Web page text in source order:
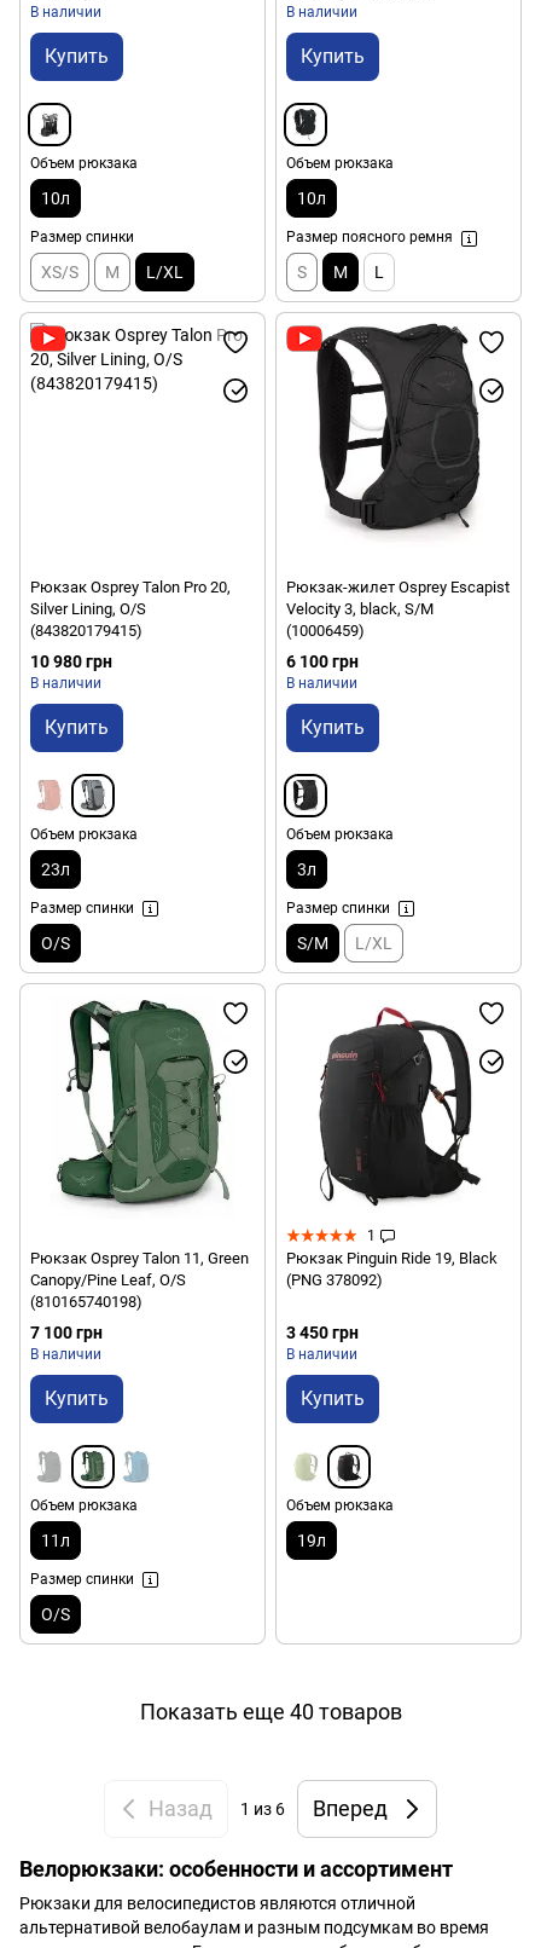
В наличии
Купить
Объем рюкзака
10л
Размер спинки
XS/S M L/XL
В наличии
Купить
Объем рюкзака
10л
Размер поясного ремня
S M L
Рюкзак Osprey Talon Pro 20,
Silver Lining, O/S
(843820179415)
10 980 грн
В наличии
Купить
Объем рюкзака
23л
Размер спинки
O/S
Рюкзак-жилет Osprey Escapist
Velocity 3, black, S/M
(10006459)
6 100 грн
В наличии
Купить
Объем рюкзака
3л
Размер спинки
S/M L/XL
Рюкзак Osprey Talon 11, Green
Canopy/Pine Leaf, O/S
(810165740198)
7 100 грн
В наличии
Купить
Объем рюкзака
11л
Размер спинки
O/S
1
Рюкзак Pinguin Ride 19, Black
(PNG 378092)
3 450 грн
В наличии
Купить
Объем рюкзака
19л
Показать еще 40 товаров
Назад 1 из 6 Вперед
Велорюкзаки: особенности и ассортимент
Рюкзаки для велосипедистов являются отличной
альтернативой велобаулам и разным подсумкам во время